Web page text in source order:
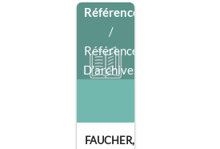
Référence
/
Référence
D'archives
FAUCHER, LÉON LÉONARD